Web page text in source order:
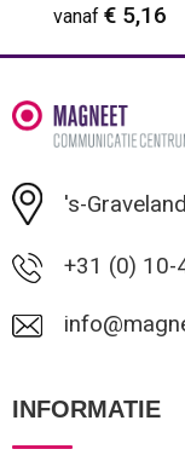
vanaf € 5,16
Minimale
's-
+31 (0) 10-
INFORMATIE